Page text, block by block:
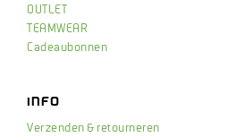
OUTLET
TEAMWEAR
Cadeaubonnen
INFO
Verzenden & retourneren